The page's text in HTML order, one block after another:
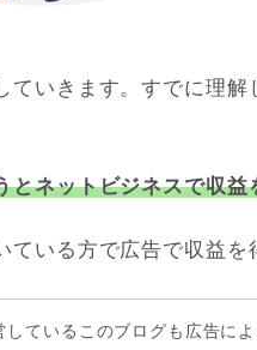
ていきます。すでに理
とネットビジネスで収益
ている方で広告で収益を
しているこのブログも広告に